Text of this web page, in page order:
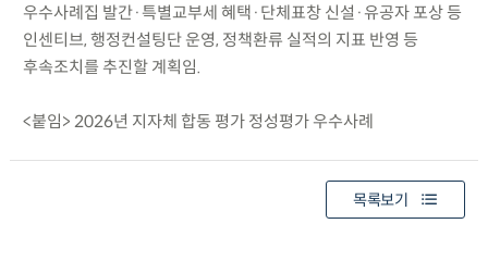
우수사례집 발간·특별교부세 혜택·단체표창 신설·유공자 포상 등
인센티브, 행정컨설팅단 운영, 정책환류 실적의 지표 반영 등
후속조치를 추진할 계획임.
<붙임> 2026년 지자체 합동 평가 정성평가 우수사례
목록보기